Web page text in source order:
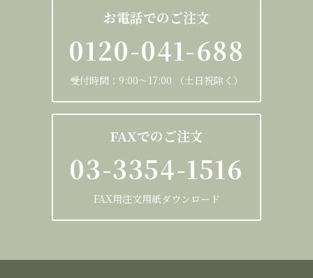
お電話でのご注文
0120-041-688
受付時間：9:00～17:00 （土日祝除く）
FAXでのご注文
03-3354-1516
FAX用注文用紙ダウンロード